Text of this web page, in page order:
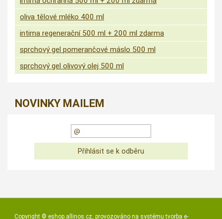
oliva tělové mléko 400 ml
intima regenerační 500 ml + 200 ml zdarma
sprchový gel pomerančové máslo 500 ml
sprchový gel olivový olej 500 ml
NOVINKY MAILEM
Copyright © eshop.allinos.cz, provozováno na systémutvorba e-